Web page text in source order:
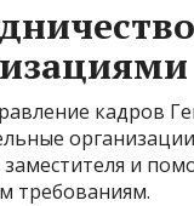
кадров
и
требованиям.